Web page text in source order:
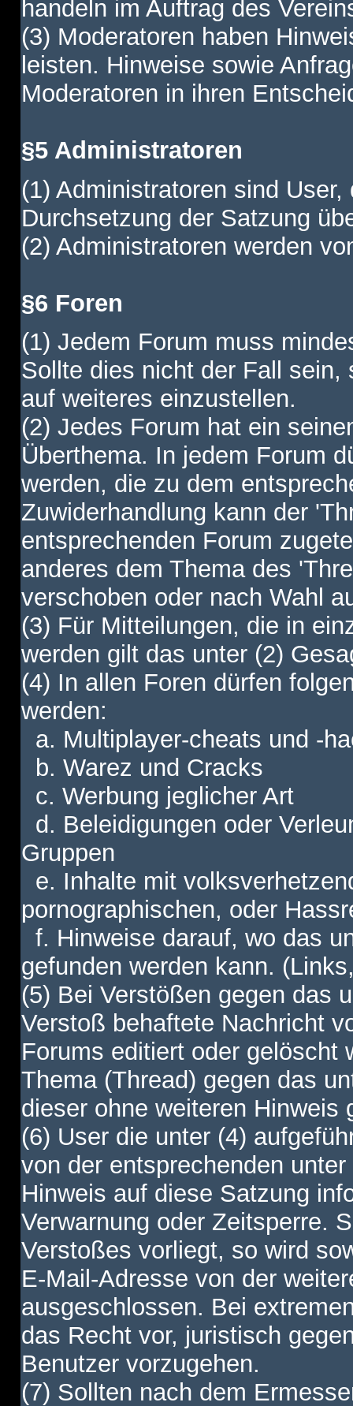
handeln im Auftrag des
(3) Moderatoren haben
leisten. Hinweise sowie
Moderatoren in ihren
§5 Administratoren
(1) Administratoren sind
Durchsetzung der Satzung
(2) Administratoren werden
§6 Foren
(1) Jedem Forum muss
Sollte dies nicht der Fall
auf weiteres einzustellen.
(2) Jedes Forum hat ein
Überthema. In jedem Forum
werden, die zu dem
Zuwiderhandlung kann der
entsprechenden Forum
anderes dem Thema des
verschoben oder nach Wahl
(3) Für Mitteilungen, die in
werden gilt das unter (2)
(4) In allen Foren dürfen
werden:
a. Multiplayer-cheats und -
b. Warez und Cracks
c. Werbung jeglicher Art
d. Beleidigungen oder
Gruppen
e. Inhalte mit
pornographischen, oder
f. Hinweise darauf, wo das
gefunden werden kann.
(5) Bei Verstößen gegen das
Verstoß behaftete Nachricht
Forums editiert oder gelöscht
Thema (Thread) gegen das
dieser ohne weiteren Hinweis
(6) User die unter (4)
von der entsprechenden
Hinweis auf diese Satzung
Verwarnung oder Zeitsperre.
Verstoßes vorliegt, so wird
E-Mail-Adresse von der
ausgeschlossen. Bei
das Recht vor, juristisch
Benutzer vorzugehen.
(7) Sollten nach dem